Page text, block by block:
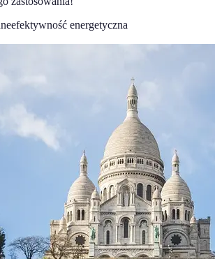
efektywność energetyczna